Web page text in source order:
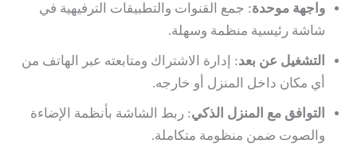
واجهة موحدة: جمع القنوات والتطبيقات الترفيهية في
شاشة رئيسية منظمة وسهلة.
التشغيل عن بعد: إدارة الاشتراك ومتابعته عبر الهاتف من
أي مكان داخل المنزل أو خارجه.
التوافق مع المنزل الذكي: ربط الشاشة بأنظمة الإضاءة
والصوت ضمن منظومة متكاملة.